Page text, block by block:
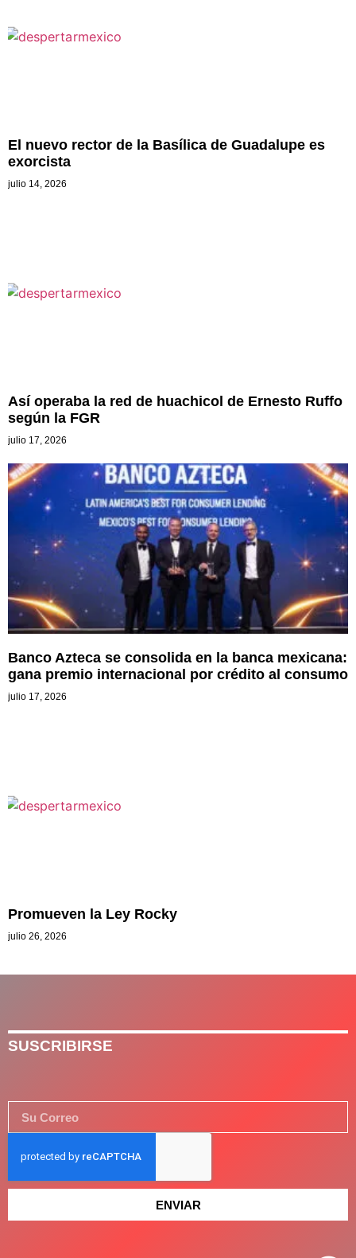
El nuevo rector de la Basílica de Guadalupe es
exorcista
julio 14, 2026
Así operaba la red de huachicol de Ernesto Ruffo
según la FGR
julio 17, 2026
Banco Azteca se consolida en la banca mexicana:
gana premio internacional por crédito al consumo
julio 17, 2026
Promueven la Ley Rocky
julio 26, 2026
SUSCRIBIRSE
ENVIAR